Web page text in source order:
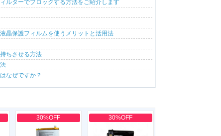
ルターでブロックする方法をご紹介します
晶保護フィルムを使うメリットと活用法
ちさせる方法
なぜですか？
30%OFF 30%OFF